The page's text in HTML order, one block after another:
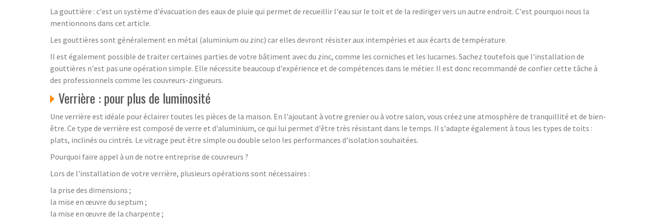
La gouttière : c'est un système d'évacuation des eaux de pluie qui permet de recueillir l'eau sur le toit et de la rediriger vers un autre endroit. C'est pourquoi nous la
mentionnons dans cet article.
Les gouttières sont généralement en métal (aluminium ou zinc) car elles devront résister aux intempéries et aux écarts de température.
Il est également possible de traiter certaines parties de votre bâtiment avec du zinc, comme les corniches et les lucarnes. Sachez toutefois que l'installation de
gouttières n'est pas une opération simple. Elle nécessite beaucoup d'expérience et de compétences dans le métier. Il est donc recommandé de confier cette tâche à
des professionnels comme les couvreurs-zingueurs.
Verrière : pour plus de luminosité
Une verrière est idéale pour éclairer toutes les pièces de la maison. En l'ajoutant à votre grenier ou à votre salon, vous créez une atmosphère de tranquillité et de bien-
être. Ce type de verrière est composé de verre et d'aluminium, ce qui lui permet d'être très résistant dans le temps. Il s'adapte également à tous les types de toits :
plats, inclinés ou cintrés. Le vitrage peut être simple ou double selon les performances d'isolation souhaitées.
Pourquoi faire appel à un de notre entreprise de couvreurs ?
Lors de l'installation de votre verrière, plusieurs opérations sont nécessaires :
la prise des dimensions ;
la mise en œuvre du septum ;
la mise en œuvre de la charpente ;